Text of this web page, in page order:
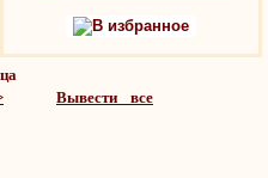
В избранное
Вывести все